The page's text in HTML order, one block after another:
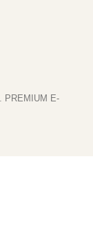
. PREMIUM E-